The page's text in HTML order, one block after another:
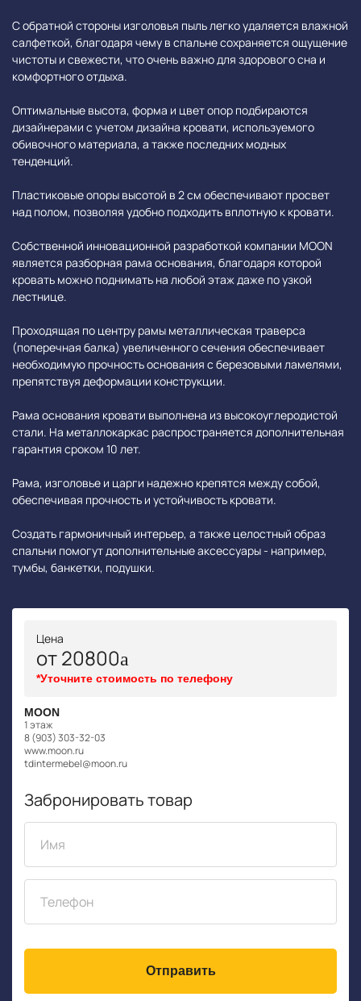
С обратной стороны изголовья пыль легко удаляется влажной
салфеткой, благодаря чему в спальне сохраняется ощущение
чистоты и свежести, что очень важно для здорового сна и
комфортного отдыха.
Оптимальные высота, форма и цвет опор подбираются
дизайнерами с учетом дизайна кровати, используемого
обивочного материала, а также последних модных
тенденций.
Пластиковые опоры высотой в 2 см обеспечивают просвет
над полом, позволяя удобно подходить вплотную к кровати.
Собственной инновационной разработкой компании MOON
является разборная рама основания, благодаря которой
кровать можно поднимать на любой этаж даже по узкой
лестнице.
Проходящая по центру рамы металлическая траверса
(поперечная балка) увеличенного сечения обеспечивает
необходимую прочность основания с березовыми ламелями,
препятствуя деформации конструкции.
Рама основания кровати выполнена из высокоуглеродистой
стали. На металлокаркас распространяется дополнительная
гарантия сроком 10 лет.
Рама, изголовье и царги надежно крепятся между собой,
обеспечивая прочность и устойчивость кровати.
Создать гармоничный интерьер, а также целостный образ
спальни помогут дополнительные аксессуары - например,
тумбы, банкетки, подушки.
Цена
от 20800
*Уточните стоимость по телефону
MOON
1 этаж
8 (903) 303-32-03
www.moon.ru
tdintermebel@moon.ru
Забронировать товар
Отправить